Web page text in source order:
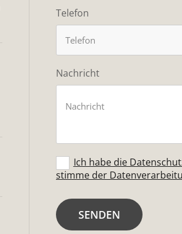
Telefon
Nachricht
Ich habe die
stimme der